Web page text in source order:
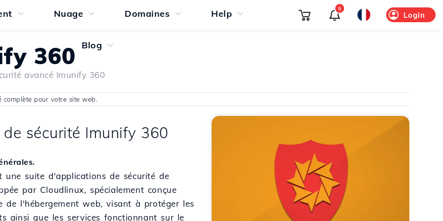
Nuage Domaines Help
Blog
Login
5
360
avancé Imunify 360
complète pour votre site web.
de sécurité Imunify 360
une suite d'applications de sécurité de
par Cloudlinux, spécialement conçue
de l'hébergement web, visant à protéger les
ainsi que les services fonctionnant sur le